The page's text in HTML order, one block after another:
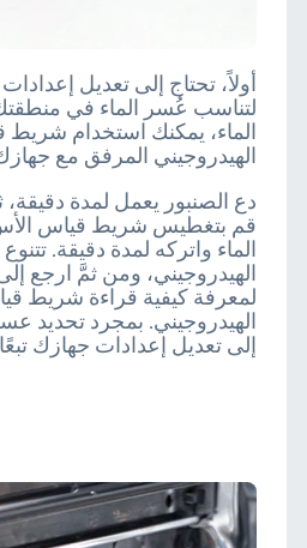
أولاً، تحتاج إلى تعديل
لتناسب عُسر الماء في
الماء، يمكنك استخدام
الهيدروجيني المرفق مع
دع الصنبور يعمل لمدة دقيقة،
قم بتغطيس شريط قياس
الماء واتركه لمدة دقيقة.
الهيدروجيني، ومن ثمَّ ارجع
لمعرفة كيفية قراءة شريط
الهيدروجيني. بمجرد تحديد
إلى تعديل إعدادات جهازك